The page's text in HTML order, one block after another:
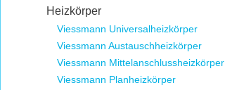
Heizkörper
Viessmann Universalheizkörper
Viessmann Austauschheizkörper
Viessmann Mittelanschlussheizkörper
Viessmann Planheizkörper